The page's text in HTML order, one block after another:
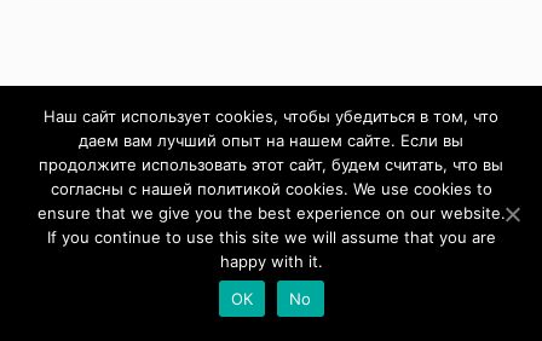
Круглый стол “Литературная
прагматика: генезис и
перспективы развития”
Наш сайт использует cookies, чтобы убедиться в том, что
даем вам лучший опыт на нашем сайте. Если вы
продолжите использовать этот сайт, будем считать, что вы
согласны с нашей политикой cookies. We use cookies to
ensure that we give you the best experience on our website.
If you continue to use this site we will assume that you are
happy with it.
ОК
No